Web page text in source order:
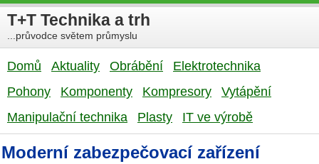
T+T Technika a trh
...průvodce světem průmyslu
Domů Aktuality Obrábění
Elektrotechnika
Pohony
Komponenty Kompresory
Vytápění
Manipulační technika
Plasty IT ve výrobě
Moderní zabezpečovací zařízení